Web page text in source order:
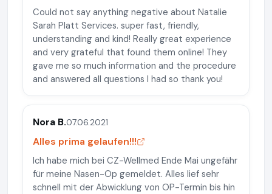
Could not say anything negative about Natalie
Sarah Platt Services. super fast, friendly,
understanding and kind! Really great experience
and very grateful that found them online! They
gave me so much information and the procedure
and answered all questions I had so thank you!
Nora B.07.06.2021
Alles prima gelaufen!!!
Ich habe mich bei CZ-Wellmed Ende Mai ungefähr
für meine Nasen-Op gemeldet. Alles lief sehr
schnell mit der Abwicklung von OP-Termin bis hin